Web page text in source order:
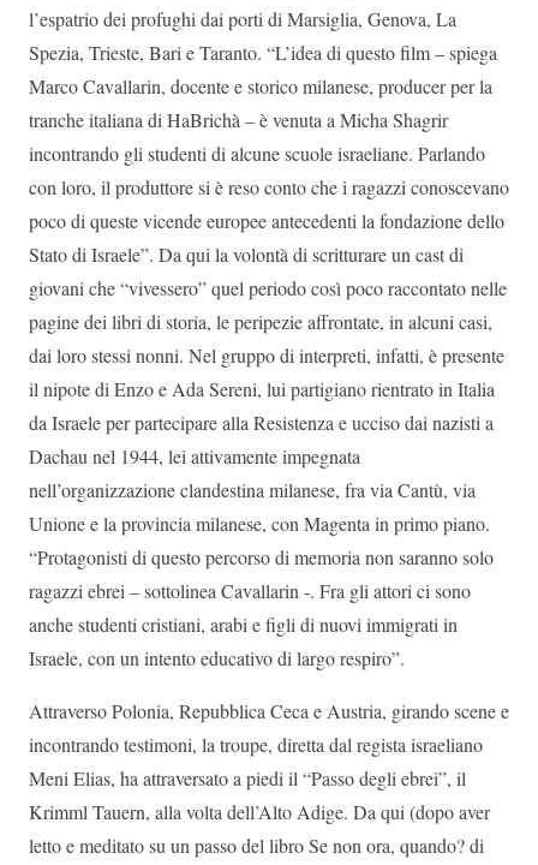
l’espatrio dei profughi dai porti di Marsiglia, Genova, La
Spezia, Trieste, Bari e Taranto. “L’idea di questo film – spiega
Marco Cavallarin, docente e storico milanese, producer per la
tranche italiana di HaBrichà – è venuta a Micha Shagrir
incontrando gli studenti di alcune scuole israeliane. Parlando
con loro, il produttore si è reso conto che i ragazzi conoscevano
poco di queste vicende europee antecedenti la fondazione dello
Stato di Israele”. Da qui la volontà di scritturare un cast di
giovani che “vivessero” quel periodo così poco raccontato nelle
pagine dei libri di storia, le peripezie affrontate, in alcuni casi,
dai loro stessi nonni. Nel gruppo di interpreti, infatti, è presente
il nipote di Enzo e Ada Sereni, lui partigiano rientrato in Italia
da Israele per partecipare alla Resistenza e ucciso dai nazisti a
Dachau nel 1944, lei attivamente impegnata
nell’organizzazione clandestina milanese, fra via Cantù, via
Unione e la provincia milanese, con Magenta in primo piano.
“Protagonisti di questo percorso di memoria non saranno solo
ragazzi ebrei – sottolinea Cavallarin -. Fra gli attori ci sono
anche studenti cristiani, arabi e figli di nuovi immigrati in
Israele, con un intento educativo di largo respiro”.
Attraverso Polonia, Repubblica Ceca e Austria, girando scene e
incontrando testimoni, la troupe, diretta dal regista israeliano
Meni Elias, ha attraversato a piedi il “Passo degli ebrei”, il
Krimml Tauern, alla volta dell’Alto Adige. Da qui (dopo aver
letto e meditato su un passo del libro Se non ora, quando? di